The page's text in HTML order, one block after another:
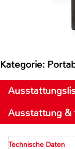
Kategorie:
Ausstattung &
Technische Daten